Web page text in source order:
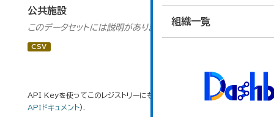
組織一覧
公共施設
このデータセットには説明がありません
CSV
API Keyを使ってこのレジストリーにもアクセス可能ですAPI(see
APIドキュメント).